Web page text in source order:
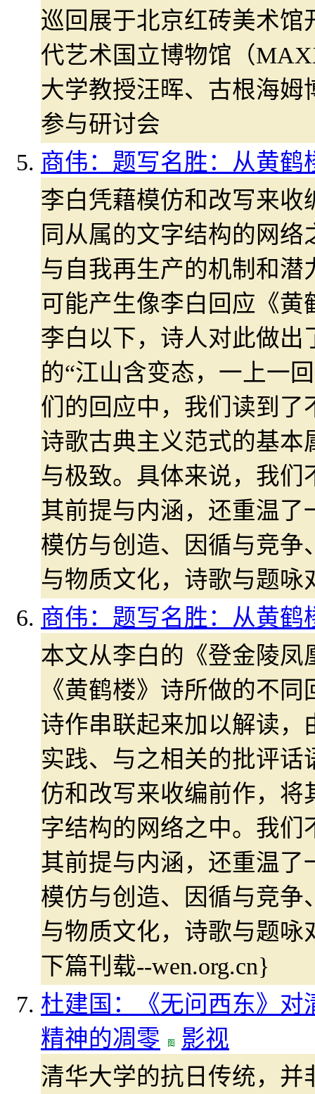
巡回展于北京红砖美术馆
代艺术国立博物馆（
大学教授汪晖、古根海
参与研讨会
商伟：题写名胜：从黄鹤
李白凭藉模仿和改写来
同从属的文字结构的网
与自我再生产的机制和
可能产生像李白回应《
李白以下，诗人对此做
的“江山含变态，一上一
们的回应中，我们读到
诗歌古典主义范式的基
与极致。具体来说，我
其前提与内涵，还重温
模仿与创造、因循与竞
与物质文化，诗歌与题咏
商伟：题写名胜：从黄鹤
本文从李白的《登金陵
《黄鹤楼》诗所做的不
诗作串联起来加以解读
实践、与之相关的批评
仿和改写来收编前作，
字结构的网络之中。我
其前提与内涵，还重温
模仿与创造、因循与竞
与物质文化，诗歌与题
下篇刊载--wen.org.cn}
杜建国：《无问西东》对
精神的凋零
影视
清华大学的抗日传统，